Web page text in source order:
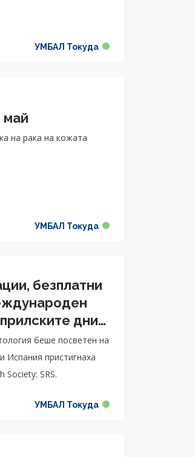
УМБАЛ Токуда
май
на рака на кожата
УМБАЛ Токуда
безплатни
дни
беше посветен на
пристигнаха
Society: SRS.
УМБАЛ Токуда